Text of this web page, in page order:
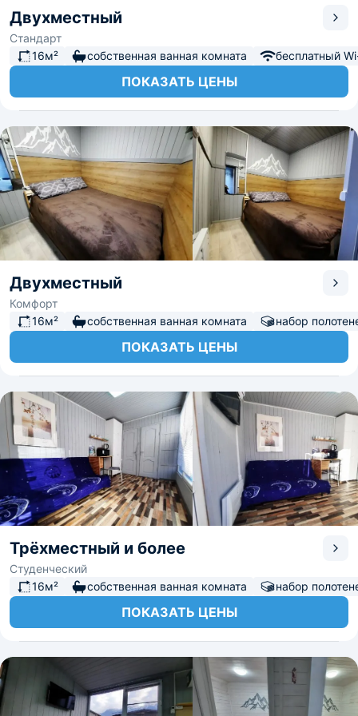
Двухместный
Стандарт
16м²
собственная ванная комната бесплатный
ПОКАЗАТЬ ЦЕНЫ
Двухместный
Комфорт
16м²
собственная ванная комната набор
ПОКАЗАТЬ ЦЕНЫ
Трёхместный и более
Студенческий
16м²
собственная ванная комната набор
ПОКАЗАТЬ ЦЕНЫ